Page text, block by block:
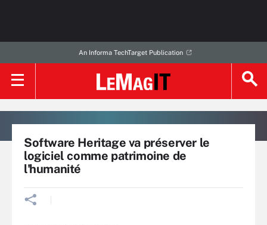
An Informa TechTarget Publication
Software Heritage va préserver le
logiciel comme patrimoine de
l'humanité